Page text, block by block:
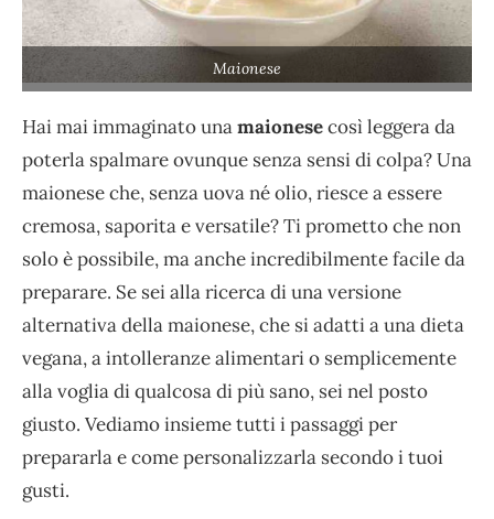
Maionese
Hai mai immaginato unamaionesecosì leggera da
poterla spalmare ovunque senza sensi di colpa? Una
maionese che, senza uova né olio, riesce a essere
cremosa, saporita e versatile? Ti prometto che non
solo è possibile, ma anche incredibilmente facile da
preparare. Se sei alla ricerca di una versione
alternativa della maionese, che si adatti a una dieta
vegana, a intolleranze alimentari o semplicemente
alla voglia di qualcosa di più sano, sei nel posto
giusto. Vediamo insieme tutti i passaggi per
prepararla e come personalizzarla secondo i tuoi
gusti.